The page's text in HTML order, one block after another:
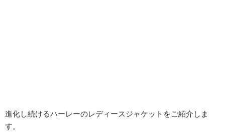
進化し続けるハーレーのレディースジャケットをご紹介しま
す。